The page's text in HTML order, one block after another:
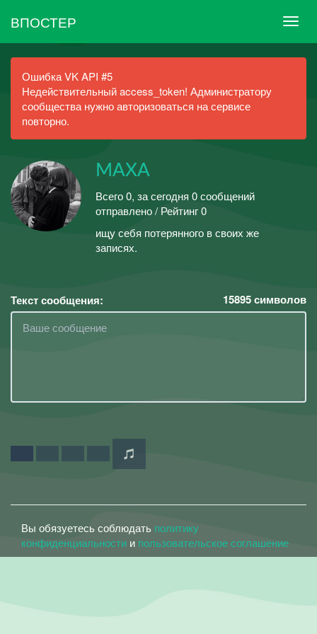
ВПОСТЕР
Ошибка VK API #5
Недействительный access_token! Администратору
сообщества нужно авторизоваться на сервисе
повторно.
MAXA
Всего 0, за сегодня 0 сообщений
отправлено / Рейтинг 0
ищу себя потерянного в своих же
записях.
Текст сообщения: 15895символов
Вы обязуетесь соблюдать политику
конфиденциальности и пользовательское соглашение